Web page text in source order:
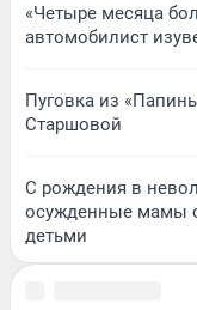
«Четыре месяца
автомобилист
Пуговка из
Старшовой
С рождения в
осужденные мамы
детьми